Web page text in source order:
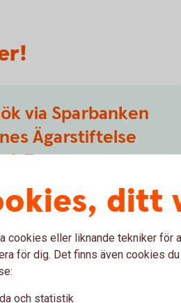
via Sparbanken
Ägarstiftelse
& Frosta
skolan i någon av Eslöv, Hörby,
Sjöbo, Svalöv,
Sparbanken Skånes Ägarstiftelse
Frosta.
ditt
cookies eller liknande tekniker för
för dig. Det finns även cookies
och statistik